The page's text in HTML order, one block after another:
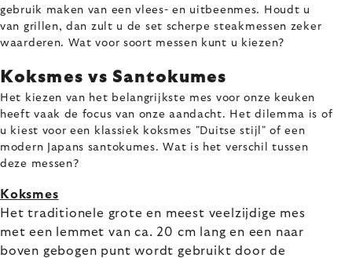
gebruik maken van een vlees- en uitbeenmes. Houdt u
van grillen, dan zult u de set scherpe steakmessen zeker
waarderen. Wat voor soort messen kunt u kiezen?
Koksmes vs Santokumes
Het kiezen van het belangrijkste mes voor onze keuken
heeft vaak de focus van onze aandacht. Het dilemma is of
u kiest voor een klassiek koksmes "Duitse stijl" of een
modern Japans santokumes. Wat is het verschil tussen
deze messen?
Koksmes
Het traditionele grote en meest veelzijdige mes
met een lemmet van ca. 20 cm lang en een naar
boven gebogen punt wordt gebruikt door de